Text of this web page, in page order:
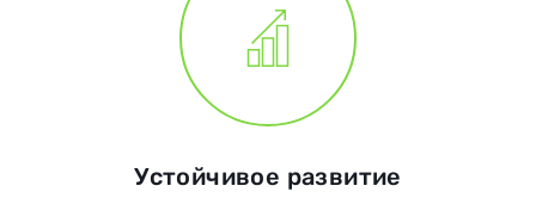
Устойчивое развитие